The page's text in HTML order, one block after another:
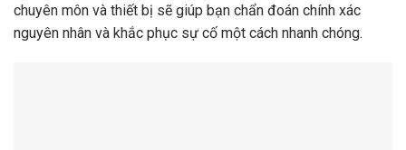
chuyên môn và thiết bị sẽ giúp bạn chẩn đoán chính xác
nguyên nhân và khắc phục sự cố một cách nhanh chóng.